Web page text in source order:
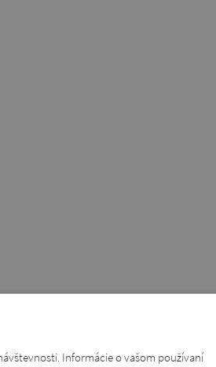
Informácie o vašom používaní